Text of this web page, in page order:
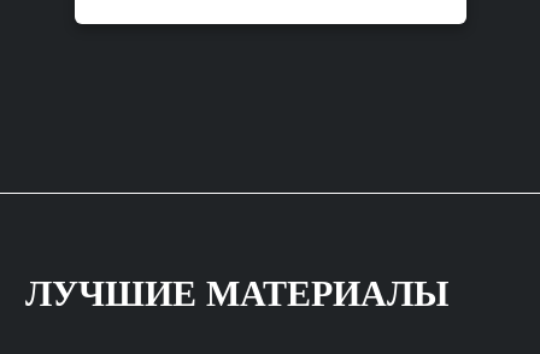
ЛУЧШИЕ МАТЕРИАЛЫ